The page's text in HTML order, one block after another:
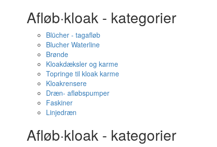
Afløb·kloak - kategorier
Blücher - tagafløb
Blucher Waterline
Brønde
Kloakdæksler og karme
Topringe til kloak karme
Kloakrensere
Dræn- afløbspumper
Faskiner
Linjedræn
Afløb·kloak - kategorier